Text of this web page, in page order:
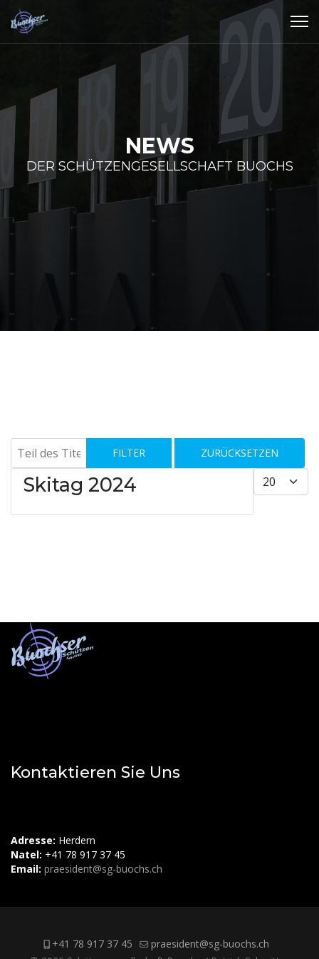
NEWS
DER SCHÜTZENGESELLSCHAFT BUOCHS
Teil des Titels eingeben
FILTER
ZURÜCKSETZEN
Anzeige #
Skitag 2024
Kontaktieren Sie Uns
Adresse: Herdern
Natel: +41 78 917 37 45
Email: praesident@sg-buochs.ch
+41 78 917 37 45
praesident@sg-buochs.ch